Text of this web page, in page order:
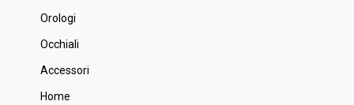
Orologi
Occhiali
Accessori
Home